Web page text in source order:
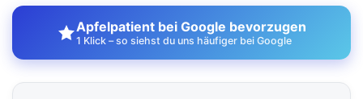
Apfelpatient bei Google bevorzugen
1 Klick – so siehst du uns häufiger bei Google